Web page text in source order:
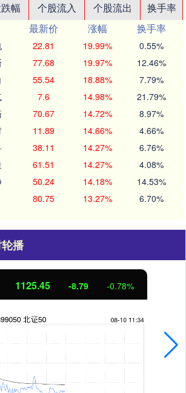
幅 个股流入 个股流出
换手率
最新价 涨幅
换手率
22.81 19.99% 0.55%
77.68 19.97% 12.46%
55.54 18.88% 7.79%
7.6 14.98% 21.79%
70.67 14.72% 8.97%
11.89 14.66% 4.66%
38.11 14.27% 6.76%
61.51 14.27% 4.08%
50.24 14.18% 14.53%
80.75 13.27% 6.70%
播
1125.45 -8.79 -0.78%